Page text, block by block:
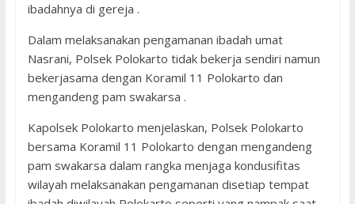
ibadahnya di gereja .
Dalam melaksanakan pengamanan ibadah umat
Nasrani, Polsek Polokarto tidak bekerja sendiri namun
bekerjasama dengan Koramil 11 Polokarto dan
mengandeng pam swakarsa .
Kapolsek Polokarto menjelaskan, Polsek Polokarto
bersama Koramil 11 Polokarto dengan mengandeng
pam swakarsa dalam rangka menjaga kondusifitas
wilayah melaksanakan pengamanan disetiap tempat